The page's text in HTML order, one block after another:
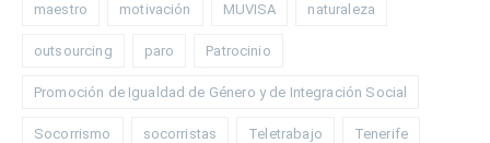
maestro motivación MUVISA naturaleza
outsourcing paro Patrocinio
Promoción de Igualdad de Género y de Integración Social
Socorrismo socorristas Teletrabajo Tenerife